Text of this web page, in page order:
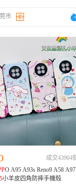
市
成交43904
PO A95 A93s Reno9 A58 A97
小羊皮四角防摔手機殼